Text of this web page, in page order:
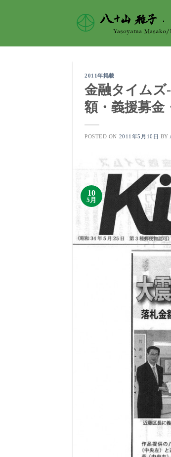
2011年掲載
金融タイムズ
額・義援募金
POSTED ON 2011年5月10日 BY
10
5月